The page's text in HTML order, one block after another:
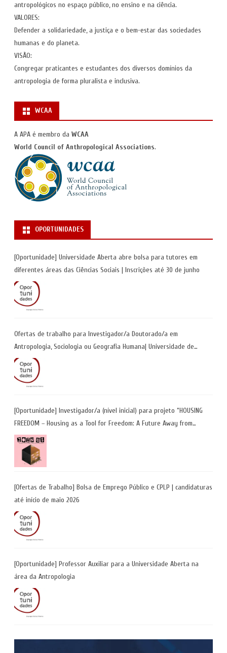
antropológicos no espaço público, no ensino e na ciência.
VALORES:
Defender a solidariedade, a justiça e o bem-estar das sociedades
humanas e do planeta.
VISÃO:
Congregar praticantes e estudantes dos diversos domínios da
antropologia de forma pluralista e inclusiva.
WCAA
A APA é membro da WCAA
World Council of Anthropological Associations.
OPORTUNIDADES
[Oportunidade] Universidade Aberta abre bolsa para tutores em
diferentes áreas das Ciências Sociais | Inscrições até 30 de junho
Ofertas de trabalho para Investigador/a Doutorado/a em
Antropologia, Sociologia ou Geografia Humana| Universidade de
Coimbra | Candidaturas até 29 de maio 2026
[Oportunidade] Investigador/a (nível inicial) para projeto “HOUSING
FREEDOM – Housing as a Tool for Freedom: A Future Away from
Incarceration” | até 8 de maio
[Ofertas de Trabalho] Bolsa de Emprego Público e CPLP | candidaturas
até início de maio 2026
[Oportunidade] Professor Auxiliar para a Universidade Aberta na
área da Antropologia